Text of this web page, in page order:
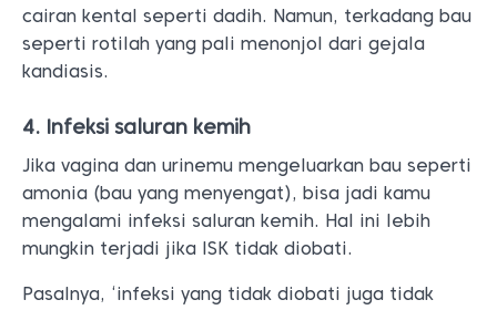
cairan kental seperti dadih. Namun, terkadang bau
seperti rotilah yang pali menonjol dari gejala
kandiasis.
4. Infeksi saluran kemih
Jika vagina dan urinemu mengeluarkan bau seperti
amonia (bau yang menyengat), bisa jadi kamu
mengalami infeksi saluran kemih. Hal ini lebih
mungkin terjadi jika ISK tidak diobati.
Pasalnya, ‘infeksi yang tidak diobati juga tidak